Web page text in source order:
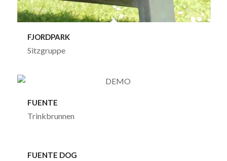
FJORDPARK
Sitzgruppe
FUENTE
Trinkbrunnen
FUENTE DOG